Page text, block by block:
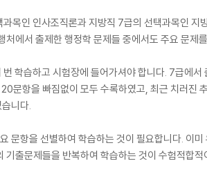
목인 인사조직론과 지방직 7급의 선택과목인 지
에서 출제한 행정학 문제들 중에서도 주요 문제
학습하고 시험장에 들어가셔야 합니다. 7급에서
문항을 빠짐없이 모두 수록하였고, 최근 치러진
니다.
문항을 선별하여 학습하는 것이 필요합니다. 이미
출문제들을 반복하여 학습하는 것이 수험적합적